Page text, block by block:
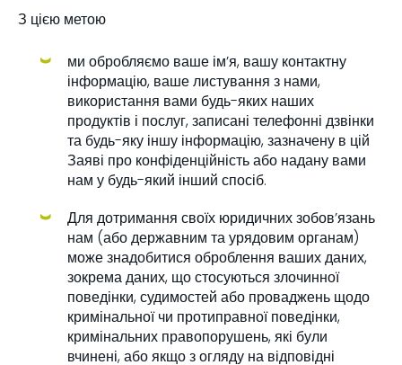
З цією метою
ми обробляємо ваше ім’я, вашу контактну
інформацію, ваше листування з нами,
використання вами будь-яких наших
продуктів і послуг, записані телефонні дзвінки
та будь-яку іншу інформацію, зазначену в цій
Заяві про конфіденційність або надану вами
нам у будь-який інший спосіб.
Для дотримання своїх юридичних зобов’язань
нам (або державним та урядовим органам)
може знадобитися оброблення ваших даних,
зокрема даних, що стосуються злочинної
поведінки, судимостей або проваджень щодо
кримінальної чи протиправної поведінки,
кримінальних правопорушень, які були
вчинені, або якщо з огляду на відповідні